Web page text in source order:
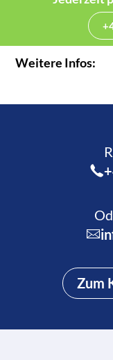
Weitere Infos:
Zum